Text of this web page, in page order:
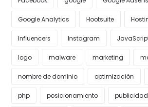
Google Analytics Hootsuite
Influencers Instagram
logo malware marketing
nombre de dominio optimización
php posicionamiento publicidad